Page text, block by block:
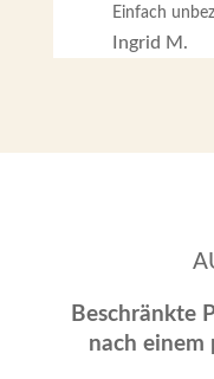
Einfach
Ingrid M.
Beschränkte
nach einem